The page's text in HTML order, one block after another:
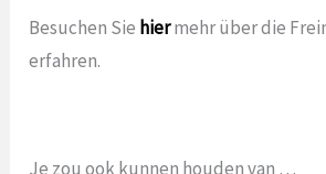
Besuchen Sie hiermehr über die
erfahren.
Je zou ook kunnen houden van …